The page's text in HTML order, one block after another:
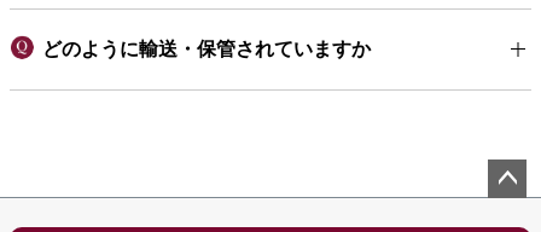
どのように輸送・保管されていますか